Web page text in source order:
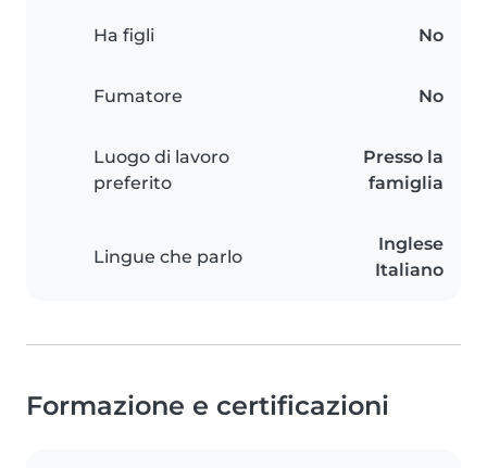
Ha figli No
Fumatore No
Luogo di lavoro
preferito
Presso la
famiglia
Lingue che parlo
Inglese
Italiano
Formazione e certificazioni